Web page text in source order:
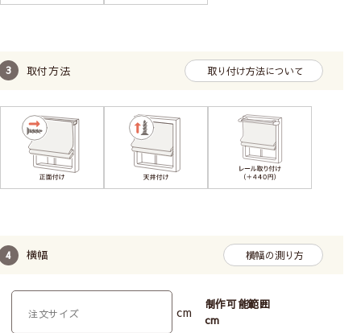
取付方法 取り付け方法について
横幅 横幅の測り方
cm
制作可能範囲
cm